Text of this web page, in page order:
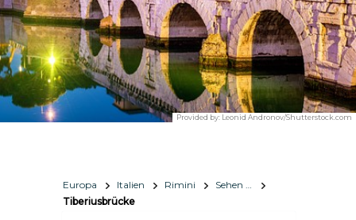
Provided by: Leonid Andronov/Shutterstock.com
Europa Italien Rimini
Sehen & Erleben
Tiberiusbrücke